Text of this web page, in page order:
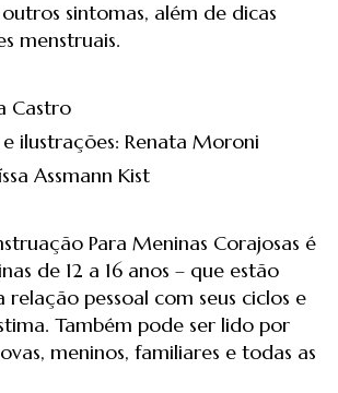
sintomas, além de dicas
menstruais.
Castro
ilustrações: Renata Moroni
Assmann Kist
Para Meninas Corajosas é
de 12 a 16 anos – que estão
relação pessoal com seus ciclos e
Também pode ser lido por
meninos, familiares e todas as